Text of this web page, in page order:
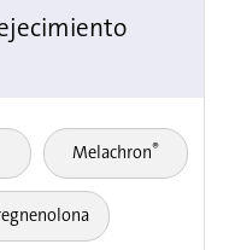
Melachron®